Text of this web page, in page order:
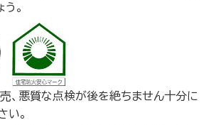
。
、悪質な点検が後を絶ちません十分に
い。